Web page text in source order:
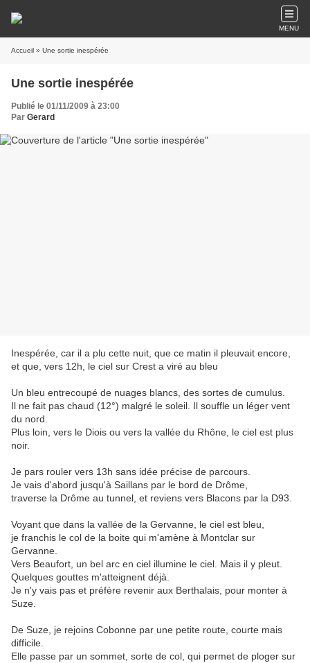
MENU
Accueil » Une sortie inespérée
Une sortie inespérée
Publié le 01/11/2009 à 23:00
Par Gerard
Inespérée, car il a plu cette nuit, que ce matin il pleuvait encore,
et que, vers 12h, le ciel sur Crest a viré au bleu
Un bleu entrecoupé de nuages blancs, des sortes de cumulus.
Il ne fait pas chaud (12°) malgré le soleil. Il souffle un léger vent
du nord.
Plus loin, vers le Diois ou vers la vallée du Rhône, le ciel est plus
noir.
Je pars rouler vers 13h sans idée précise de parcours.
Je vais d'abord jusqu'à Saillans par le bord de Drôme,
traverse la Drôme au tunnel, et reviens vers Blacons par la D93.
Voyant que dans la vallée de la Gervanne, le ciel est bleu,
je franchis le col de la boite qui m'amène à Montclar sur
Gervanne.
Vers Beaufort, un bel arc en ciel illumine le ciel. Mais il y pleut.
Quelques gouttes m'atteignent déjà.
Je n'y vais pas et préfère revenir aux Berthalais, pour monter à
Suze.
De Suze, je rejoins Cobonne par une petite route, courte mais
difficile.
Elle passe par un sommet, sorte de col, qui permet de ploger sur